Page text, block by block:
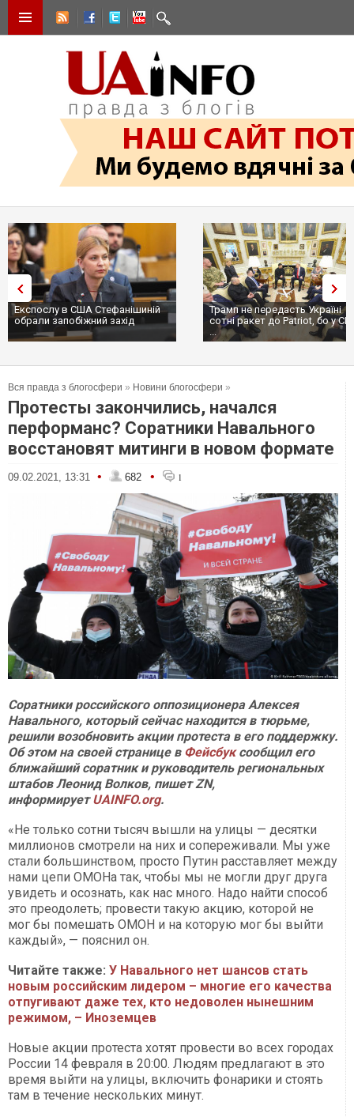
Експослу в США Стефанішиній
обрали запобіжний захід
Трамп не передасть Україні
сотні ракет до Patriot, бо у
...
Вся правда з блогосфери » Новини блогосфери »
Протесты закончились, начался
перформанс? Соратники Навального
восстановят митинги в новом формате
09.02.2021, 13:31 • 682 • 1
Соратники российского оппозиционера Алексея
Навального, который сейчас находится в тюрьме,
решили возобновить акции протеста в его поддержку.
Об этом на своей странице в Фейсбуксообщил его
ближайший соратник и руководитель региональных
штабов Леонид Волков, пишет ZN,
информируетUAINFO.org.
«Не только сотни тысяч вышли на улицы — десятки
миллионов смотрели на них и сопереживали. Мы уже
стали большинством, просто Путин расставляет между
нами цепи ОМОНа так, чтобы мы не могли друг друга
увидеть и осознать, как нас много. Надо найти способ
это преодолеть; провести такую акцию, которой не
мог бы помешать ОМОН и на которую мог бы выйти
каждый», — пояснил он.
Читайте также: У Нава­льного нет шансов стать
новым российским лидером – многие его каче­ства
отпугивают даже тех, кто недоволен нынешним
режимом, – Иноземцев
Новые акции протеста хотят провести во всех городах
России 14 февраля в 20:00. Людям предлагают в это
время выйти на улицы, включить фонарики и стоять
там в течение нескольких минут.